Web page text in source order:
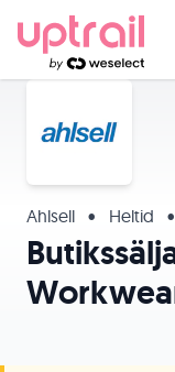
Ahlsell • Heltid •